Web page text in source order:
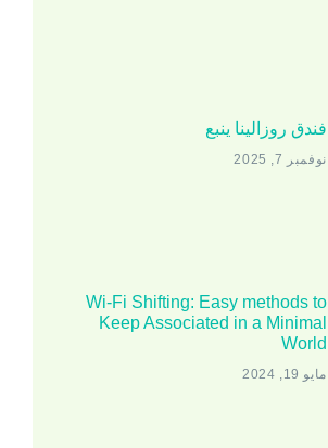
فندق روزالينا ينبع
نوفمبر 7, 2025
Wi-Fi Shifting: Easy methods to
Keep Associated in a Minimal
World
مايو 19, 2024